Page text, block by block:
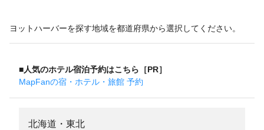
ヨットハーバーを探す地域を都道府県から選択してください。
■人気のホテル宿泊予約はこちら［PR］
MapFanの宿・ホテル・旅館 予約
北海道・東北